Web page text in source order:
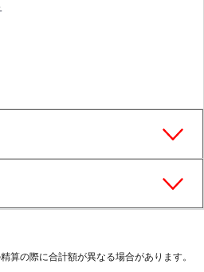
算の際に合計額が異なる場合があります。